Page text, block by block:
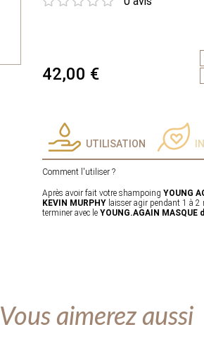
42,00 €
UTILISATION
Comment l'utiliser ?
Après avoir fait votre shampoing YOUNG
KEVIN MURPHYlaisser agir pendant 1 à 2
terminer avec le YOUNG.AGAIN MASQUE
Vous aimerez aussi